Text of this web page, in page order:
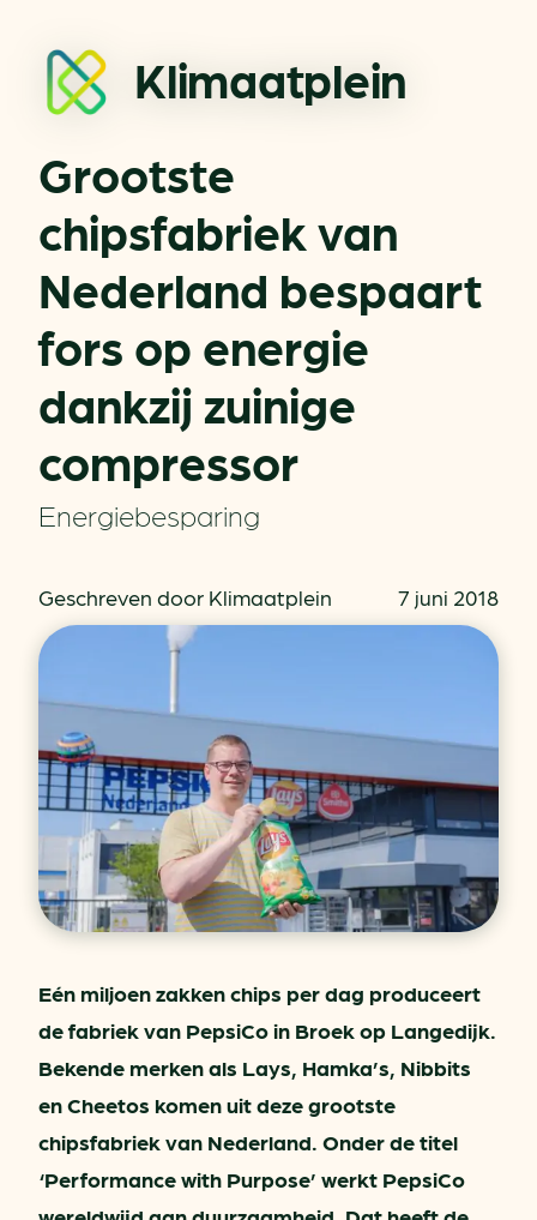
Klimaatplein
Grootste
chipsfabriek van
Nederland bespaart
fors op energie
dankzij zuinige
compressor
Energiebesparing
Geschreven door Klimaatplein 7 juni 2018
Eén miljoen zakken chips per dag produceert
de fabriek van PepsiCo in Broek op Langedijk.
Bekende merken als Lays, Hamka’s, Nibbits
en Cheetos komen uit deze grootste
chipsfabriek van Nederland. Onder de titel
‘Performance with Purpose’ werkt PepsiCo